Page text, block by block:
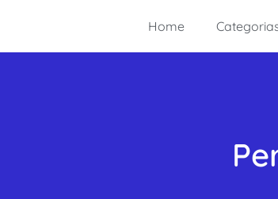
Home